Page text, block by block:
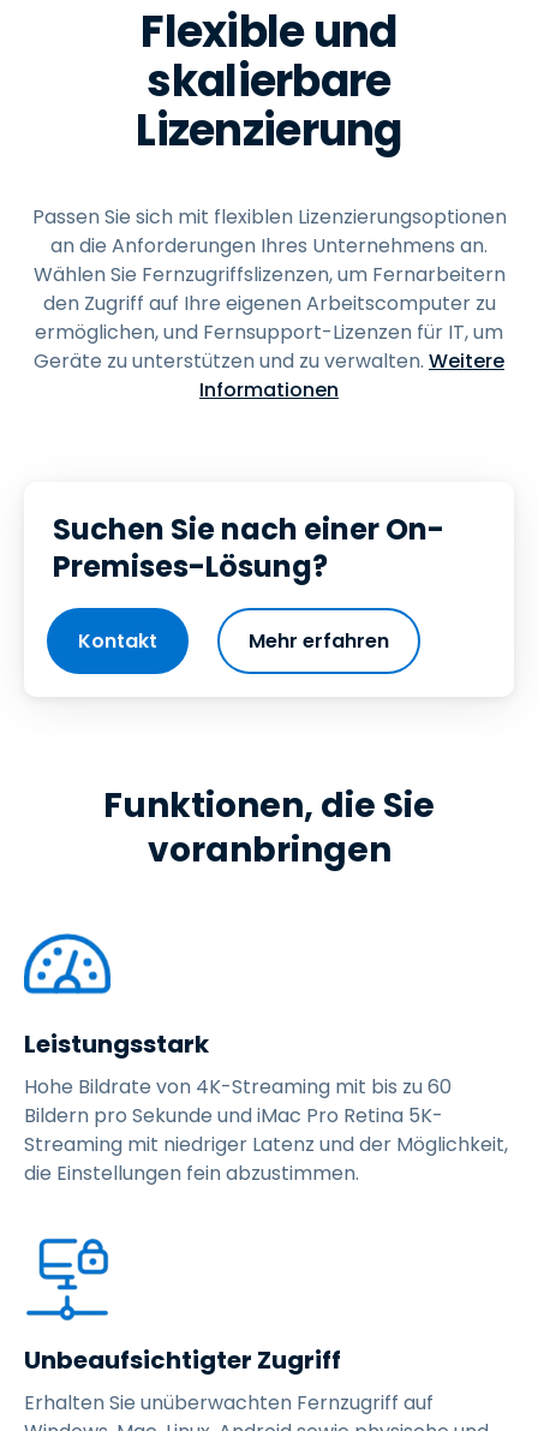
Flexible und
skalierbare
Lizenzierung
Passen Sie sich mit flexiblen Lizenzierungsoptionen
an die Anforderungen Ihres Unternehmens an.
Wählen Sie Fernzugriffslizenzen, um Fernarbeitern
den Zugriff auf Ihre eigenen Arbeitscomputer zu
ermöglichen, und Fernsupport-Lizenzen für IT, um
Geräte zu unterstützen und zu verwalten. Weitere
Informationen
Suchen Sie nach einer On-
Premises-Lösung?
Kontakt Mehr erfahren
Funktionen, die Sie
voranbringen
Leistungsstark
Hohe Bildrate von 4K-Streaming mit bis zu 60
Bildern pro Sekunde und iMac Pro Retina 5K-
Streaming mit niedriger Latenz und der Möglichkeit,
die Einstellungen fein abzustimmen.
Unbeaufsichtigter Zugriff
Erhalten Sie unüberwachten Fernzugriff auf